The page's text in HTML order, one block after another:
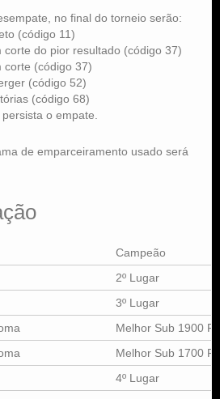
no final do torneio serão:
(código 11)
corte do pior resultado (código 37)
corte (código 37)
(código 52)
(código 68)
o empate.
de emparceiramento usado será
Campeão
2º Lugar
3º Lugar
Melhor Sub 1900
Melhor Sub 1700
4º Lugar